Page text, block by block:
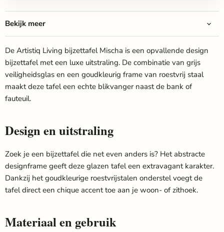
Bekijk meer
De Artistiq Living bijzettafel Mischa is een opvallende design
bijzettafel met een luxe uitstraling. De combinatie van grijs
veiligheidsglas en een goudkleurig frame van roestvrij staal
maakt deze tafel een echte blikvanger naast de bank of
fauteuil.
Design en uitstraling
Zoek je een bijzettafel die net even anders is? Het abstracte
designframe geeft deze glazen tafel een extravagant karakter.
Dankzij het goudkleurige roestvrijstalen onderstel voegt de
tafel direct een chique accent toe aan je woon- of zithoek.
Materiaal en gebruik